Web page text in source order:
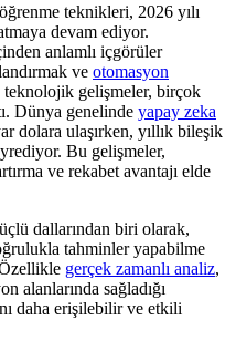
teknikleri, 2026 yılı
devam ediyor.
anlamlı içgörüler
ve otomasyon
teknolojik gelişmeler, birçok
Dünya genelinde yapay zeka
dolara ulaşırken, yıllık bileşik
Bu gelişmeler,
ve rekabet avantajı elde
dallarından biri olarak,
tahminler yapabilme
gerçek zamanlı analiz,
alanlarında sağladığı
daha erişilebilir ve etkili